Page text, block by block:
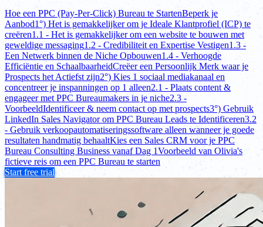
Hoe een PPC (Pay-Per-Click) Bureau te StartenBeperk je
Aanbod1°) Het is gemakkelijker om je Ideale Klantprofiel (ICP) te
creëren1.1 - Het is gemakkelijker om een website te bouwen met
geweldige messaging1.2 - Credibiliteit en Expertise Vestigen1.3 -
Een Netwerk binnen de Niche Opbouwen1.4 - Verhoogde
Efficiëntie en SchaalbaarheidCreëer een Persoonlijk Merk waar je
Prospects het Actiefst zijn2°) Kies 1 sociaal mediakanaal en
concentreer je inspanningen op 1 alleen2.1 - Plaats content &
engageer met PPC Bureaumakers in je niche2.3 -
VoorbeeldIdentificeer & neem contact op met prospects3°) Gebruik
LinkedIn Sales Navigator om PPC Bureau Leads te Identificeren3.2
- Gebruik verkoopautomatiseringssoftware alleen wanneer je goede
resultaten handmatig behaaltKies een Sales CRM voor je PPC
Bureau Consulting Business vanaf Dag 1Voorbeeld van Olivia's
fictieve reis om een PPC Bureau te starten
Start free trial